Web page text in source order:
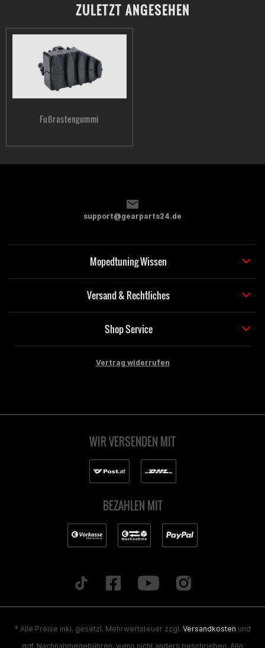
ZULETZT ANGESEHEN
Fußrastengummi
support@gearparts24.de
Mopedtuning Wissen
Versand & Rechtliches
Shop Service
Vertrag widerrufen
WIR VERSENDEN MIT
BEZAHLEN MIT
* Alle Preise inkl. gesetzl. Mehrwertsteuer zzgl. Versandkosten und
ggf. Nachnahmegebühren, wenn nicht anders beschrieben. Alle